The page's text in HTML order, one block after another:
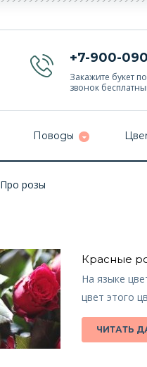
+7-900-
Закажите букет
звонок
Поводы
Про розы
Красные
На языке
цвет этого
ЧИТАТЬ